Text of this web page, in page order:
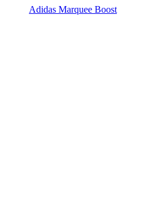
Adidas Marquee Boost